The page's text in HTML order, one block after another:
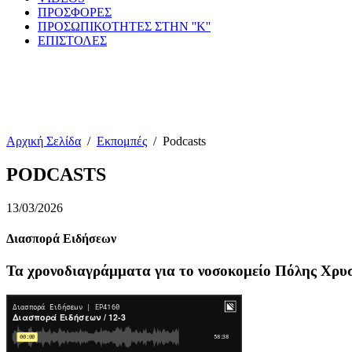
ΠΡΟΣΦΟΡΕΣ
ΠΡΟΣΩΠΙΚΟΤΗΤΕΣ ΣΤΗΝ ''Κ''
ΕΠΙΣΤΟΛΕΣ
Αρχική Σελίδα / Εκπομπές / Podcasts
PODCASTS
13/03/2026
Διασπορά Ειδήσεων
Τα χρονοδιαγράμματα για το νοσοκομείο Πόλης